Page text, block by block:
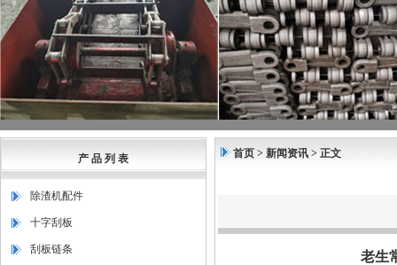
产 品 列 表
除渣机配件
十字刮板
刮板链条
首页 > 新闻资讯 > 正文
老生